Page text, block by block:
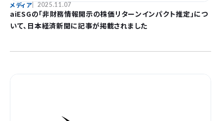
メディア 2025.11.07
aiESGの「非財務情報開示の株価リターンインパクト推定」につ
いて、日本経済新聞に記事が掲載されました